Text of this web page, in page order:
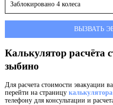
Заблокировано 4 колеса
ВЫЗВАТЬ
Калькулятор расчёта
зыбино
Для расчета стоимости эвакуации
перейти на страницу калькулятора
телефону для консультации и